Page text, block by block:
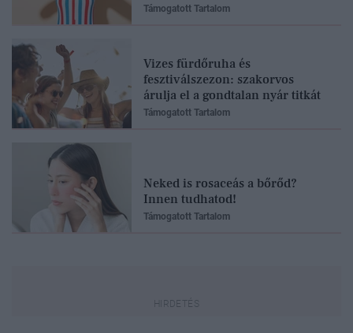
Támogatott Tartalom
Vizes fürdőruha és
fesztiválszezon: szakorvos
árulja el a gondtalan nyár titkát
Támogatott Tartalom
Neked is rosaceás a bőrőd?
Innen tudhatod!
Támogatott Tartalom